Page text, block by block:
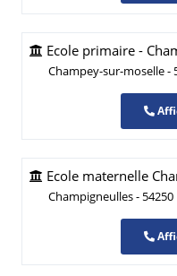
Ecole primaire -
Champey-sur-moselle -
Ecole maternelle
Champigneulles - 54250